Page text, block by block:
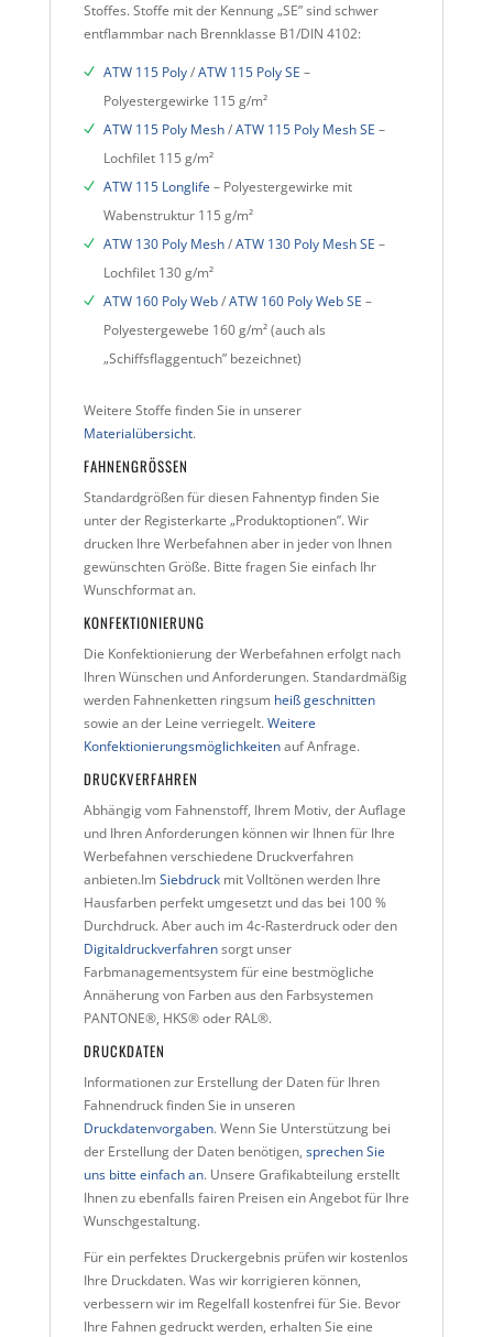
Stoffes. Stoffe mit der Kennung „SE” sind schwer
entflammbar nach Brennklasse B1/DIN 4102:
ATW 115 Poly/ATW 115 Poly SE –
Polyestergewirke 115 g/m²
ATW 115 Poly Mesh/ATW 115 Poly Mesh SE –
Lochfilet 115 g/m²
ATW 115 Longlife – Polyestergewirke mit
Wabenstruktur 115 g/m²
ATW 130 Poly Mesh/ATW 130 Poly Mesh SE –
Lochfilet 130 g/m²
ATW 160 Poly Web/ATW 160 Poly Web SE –
Polyestergewebe 160 g/m² (auch als
„Schiffsflaggentuch” bezeichnet)
Weitere Stoffe finden Sie in unserer
Materialübersicht.
FAHNENGRÖSSEN
Standardgrößen für diesen Fahnentyp finden Sie
unter der Registerkarte „Produktoptionen”. Wir
drucken Ihre Werbefahnen aber in jeder von Ihnen
gewünschten Größe. Bitte fragen Sie einfach Ihr
Wunschformat an.
KONFEKTIONIERUNG
Die Konfektionierung der Werbefahnen erfolgt nach
Ihren Wünschen und Anforderungen. Standardmäßig
werden Fahnenketten ringsum heiß geschnitten
sowie an der Leine verriegelt.Weitere
Konfektionierungsmöglichkeitenauf Anfrage.
DRUCKVERFAHREN
Abhängig vom Fahnenstoff, Ihrem Motiv, der Auflage
und Ihren Anforderungen können wir Ihnen für Ihre
Werbefahnen verschiedene Druckverfahren
anbieten.Im Siebdruckmit Volltönen werden Ihre
Hausfarben perfekt umgesetzt und das bei 100 %
Durchdruck. Aber auch im 4c-Rasterdruck oder den
Digitaldruckverfahrensorgt unser
Farbmanagementsystem für eine bestmögliche
Annäherung von Farben aus den Farbsystemen
PANTONE®, HKS® oder RAL®.
DRUCKDATEN
Informationen zur Erstellung der Daten für Ihren
Fahnendruck finden Sie in unseren
Druckdatenvorgaben. Wenn Sie Unterstützung bei
der Erstellung der Daten benötigen, sprechen Sie
uns bitte einfach an. Unsere Grafikabteilung erstellt
Ihnen zu ebenfalls fairen Preisen ein Angebot für Ihre
Wunschgestaltung.
Für ein perfektes Druckergebnis prüfen wir kostenlos
Ihre Druckdaten. Was wir korrigieren können,
verbessern wir im Regelfall kostenfrei für Sie. Bevor
Ihre Fahnen gedruckt werden, erhalten Sie eine